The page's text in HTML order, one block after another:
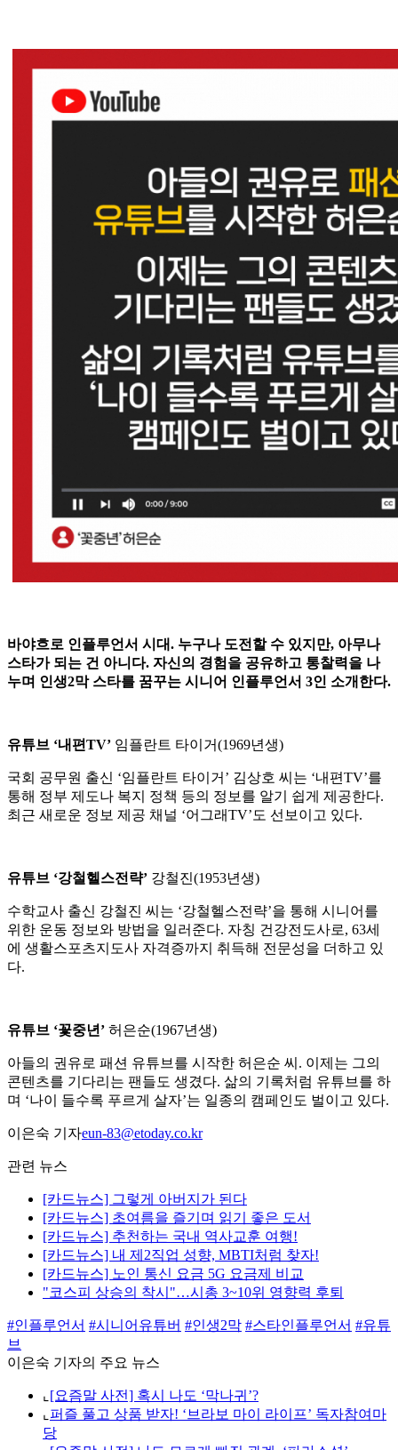
바야흐로 인플루언서 시대. 누구나 도전할 수 있지만, 아무나
스타가 되는 건 아니다. 자신의 경험을 공유하고 통찰력을 나
누며 인생2막 스타를 꿈꾸는 시니어 인플루언서 3인 소개한다.
유튜브 ‘내편TV’ 임플란트 타이거(1969년생)
국회 공무원 출신 ‘임플란트 타이거’ 김상호 씨는 ‘내편TV’를
통해 정부 제도나 복지 정책 등의 정보를 알기 쉽게 제공한다.
최근 새로운 정보 제공 채널 ‘어그래TV’도 선보이고 있다.
유튜브 ‘강철헬스전략’ 강철진(1953년생)
수학교사 출신 강철진 씨는 ‘강철헬스전략’을 통해 시니어를
위한 운동 정보와 방법을 일러준다. 자칭 건강전도사로, 63세
에 생활스포츠지도사 자격증까지 취득해 전문성을 더하고 있
다.
유튜브 ‘꽃중년’ 허은순(1967년생)
아들의 권유로 패션 유튜브를 시작한 허은순 씨. 이제는 그의
콘텐츠를 기다리는 팬들도 생겼다. 삶의 기록처럼 유튜브를 하
며 ‘나이 들수록 푸르게 살자’는 일종의 캠페인도 벌이고 있다.
이은숙 기자eun-83@etoday.co.kr
관련 뉴스
[카드뉴스] 그렇게 아버지가 된다
[카드뉴스] 초여름을 즐기며 읽기 좋은 도서
[카드뉴스] 추천하는 국내 역사교훈 여행!
[카드뉴스] 내 제2직업 성향, MBTI처럼 찾자!
[카드뉴스] 노인 통신 요금 5G 요금제 비교
"코스피 상승의 착시"…시총 3~10위 영향력 후퇴
#인플루언서 #시니어유튜버 #인생2막 #스타인플루언서 #유튜
브
이은숙 기자의 주요 뉴스
⌞ [요즘말 사전] 혹시 나도 ‘막나귀’?
⌞ 퍼즐 풀고 상품 받자! ‘브라보 마이 라이프’ 독자참여마
당